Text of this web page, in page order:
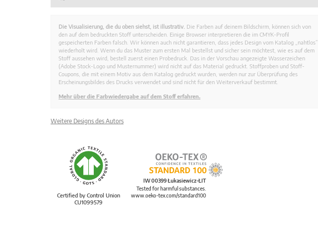
Die Visualisierung, die du oben siehst, ist illustrativ. Die Farben auf deinem Bildschirm, können sich von
den auf dem bedruckten Stoff unterscheiden. Einige Browser interpretieren die im CMYK-Profil
gespeicherten Farben falsch. Wir können auch nicht garantieren, dass jedes Design vom Katalog „nahtlos”
wiederholt wird. Wenn du das Muster zum ersten Mal bestellst und sicher sein möchtest, wie es auf dem
Stoff aussehen wird, bestell zuerst einen Probedruck. Das in der Vorschau angezeigte Wasserzeichen
(Adobe Stock-Logo und Musternummer) wird nicht auf das Material gedruckt. Stoffproben und Stoff-
Coupons, die mit einem Motiv aus dem Katalog gedruckt wurden, werden nur zur Überprüfung des
Erscheinungsbildes des Drucks verwendet und sind nicht für den Weiterverkauf bestimmt.
Mehr über die Farbwiedergabe auf dem Stoff erfahren.
Weitere Designs des Autors
Certified by Control Union
CU1099579
IW 00399 Łukasiewicz-ŁIT
Tested for harmful substances.
www.oeko-tex.com/standard100